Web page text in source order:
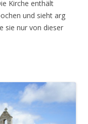
Kirche enthält
und sieht arg
sie nur von dieser